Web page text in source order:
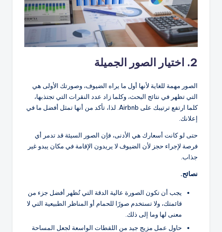
2. اختيار الصور الجميلة
الصور مهمة للغاية لأنها أول ما يراه الضيوف، وصورتك الأولى هي
التي تظهر في نتائج البحث، وكلما زاد عدد النقرات التي تجتذبها،
كلما ارتفع ترتيبك على Airbnb. لذا، تأكد من أنها تمثل أفضل ما في
إعلانك.
حتى لو كانت أسعارك هي الأدنى، فإن الصور السيئة قد تدمر أي
فرصة لإجراء حجز لأن الضيوف لا يريدون الإقامة في مكان يبدو غير
جذاب.
نصائح.
يجب أن تكون الصورة عالية الدقة التي تُظهر أفضل جزء من
قائمتك، ولا تستخدم صورًا للحمام أو المناظر الطبيعية التي لا
معنى لها وما إلى ذلك.
حاول عمل مزيج جيد من اللقطات الواسعة لجعل المساحة